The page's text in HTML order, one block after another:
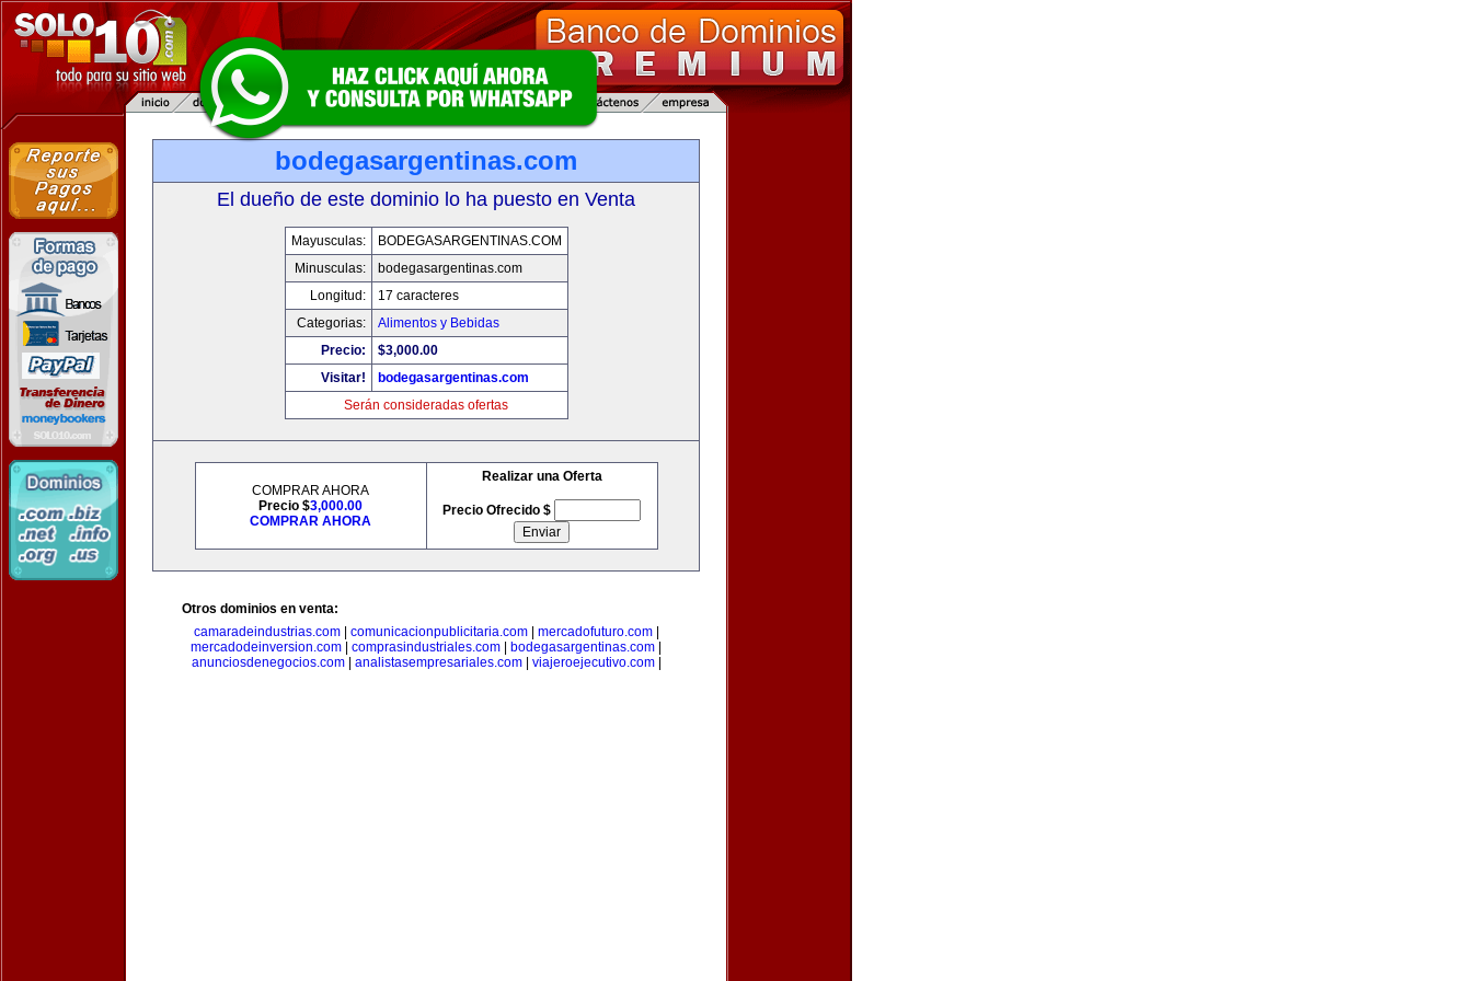
bodegasargentinas.com
El dueño de este dominio lo ha puesto en Venta
Mayusculas:
BODEGASARGENTINAS.COM
Minusculas:
bodegasargentinas.com
Longitud:
17 caracteres
Categorias:
Alimentos y Bebidas
Precio:
$3,000.00
Visitar!
bodegasargentinas.com
Serán consideradas ofertas
COMPRAR AHORA
Precio $3,000.00
COMPRAR AHORA
Realizar una Oferta
Precio Ofrecido $
Otros dominios en venta:
camaradeindustrias.com| comunicacionpublicitaria.com| mercadofuturo.com|
mercadodeinversion.com
comprasindustriales.com bodegasargentinas.com
anunciosdenegocios.com| analistasempresariales.com| viajeroejecutivo.com|